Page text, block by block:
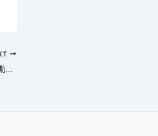
Trip.com 折扣碼、優惠券、折價促銷活動整理